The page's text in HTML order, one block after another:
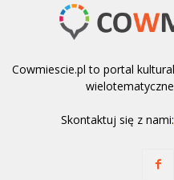
Cowmiescie.pl to portal
Skontaktuj się z nami: